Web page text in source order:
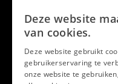
Facebook
Twitter
Deze website
van cookies.
Deze website gebruikt
gebruikerservaring te
onze website te